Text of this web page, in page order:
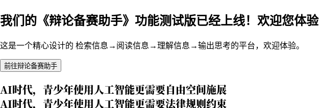
我们的《辩论备赛助手》功能测试版已经上线！欢迎您体验
这是一个精心设计的 检索信息→阅读信息→理解信息→输出思考的平台，欢迎体验。
前往辩论备赛助手
AI时代，青少年使用人工智能更需要自由空间施展
AI时代，青少年使用人工智能更需要法律规则约束